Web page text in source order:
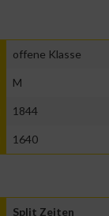
offene Klasse
M
1844
1640
Split Zeiten